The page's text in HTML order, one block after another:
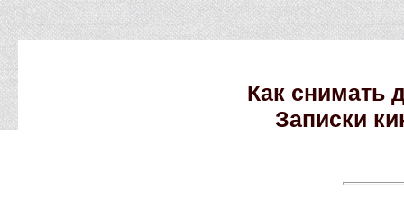
Как снимать
Записки